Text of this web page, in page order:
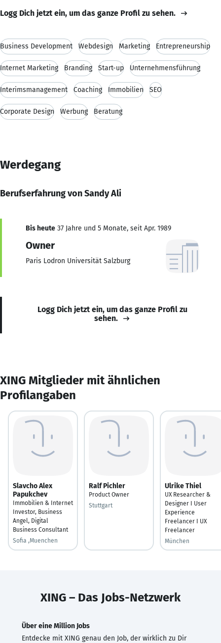
Logg Dich jetzt ein, um das ganze Profil zu sehen.
Business Development Webdesign Marketing Entrepreneurship
Internet Marketing Branding Start-up Unternehmensführung
Interimsmanagement Coaching Immobilien SEO
Corporate Design Werbung Beratung
Werdegang
Berufserfahrung von Sandy Ali
Bis heute 37 Jahre und 5 Monate, seit Apr. 1989
Owner
Paris Lodron Universität Salzburg
Logg Dich jetzt ein, um das ganze Profil zu
sehen.
XING Mitglieder mit ähnlichen
Profilangaben
Slavcho Alex
Papukchev
Immobilien & Internet
Investor, Business
Angel, Digital
Business Consultant
Sofia ,Muenchen
Ralf Pichler
Product Owner
Stuttgart
Ulrike Thiel
UX Researcher &
Designer I User
Experience
Freelancer I UX
Freelancer
München
XING – Das Jobs-Netzwerk
Über eine Million Jobs
Entdecke mit XING genau den Job, der wirklich zu Dir